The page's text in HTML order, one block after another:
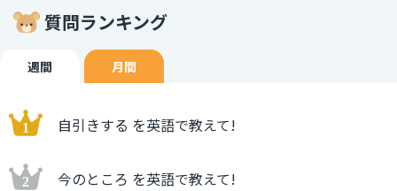
質問ランキング
週間 月間
自引きする を英語で教えて!
今のところ を英語で教えて!